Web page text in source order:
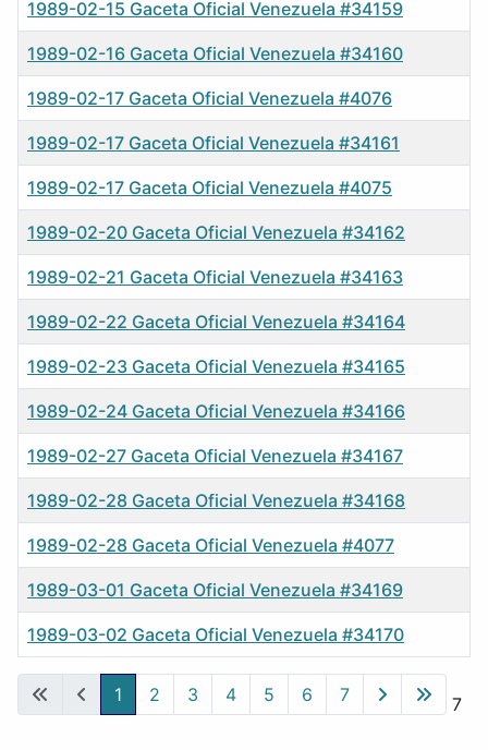
Gacetas
1989-02-15 Gaceta Oficial Venezuela #34159
1989-02-16 Gaceta Oficial Venezuela #34160
1989-02-17 Gaceta Oficial Venezuela #4076
1989-02-17 Gaceta Oficial Venezuela #34161
1989-02-17 Gaceta Oficial Venezuela #4075
1989-02-20 Gaceta Oficial Venezuela #34162
1989-02-21 Gaceta Oficial Venezuela #34163
1989-02-22 Gaceta Oficial Venezuela #34164
1989-02-23 Gaceta Oficial Venezuela #34165
1989-02-24 Gaceta Oficial Venezuela #34166
1989-02-27 Gaceta Oficial Venezuela #34167
1989-02-28 Gaceta Oficial Venezuela #34168
1989-02-28 Gaceta Oficial Venezuela #4077
1989-03-01 Gaceta Oficial Venezuela #34169
1989-03-02 Gaceta Oficial Venezuela #34170
Página 1 de 7
1 2 3 4 5 6 7